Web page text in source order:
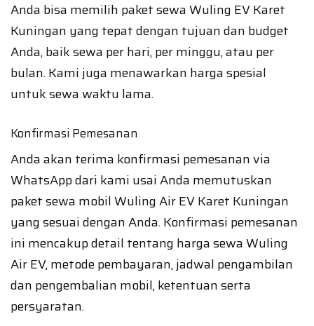
Anda bisa memilih paket sewa Wuling EV Karet
Kuningan yang tepat dengan tujuan dan budget
Anda, baik sewa per hari, per minggu, atau per
bulan. Kami juga menawarkan harga spesial
untuk sewa waktu lama.
Konfirmasi Pemesanan
Anda akan terima konfirmasi pemesanan via
WhatsApp dari kami usai Anda memutuskan
paket sewa mobil Wuling Air EV Karet Kuningan
yang sesuai dengan Anda. Konfirmasi pemesanan
ini mencakup detail tentang harga sewa Wuling
Air EV, metode pembayaran, jadwal pengambilan
dan pengembalian mobil, ketentuan serta
persyaratan.